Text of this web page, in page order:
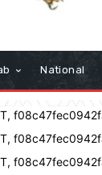
National